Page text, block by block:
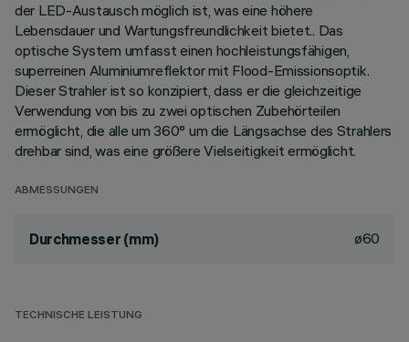
der LED-Austausch möglich ist, was eine höhere
Lebensdauer und Wartungsfreundlichkeit bietet.. Das
optische System umfasst einen hochleistungsfähigen,
superreinen Aluminiumreflektor mit Flood-Emissionsoptik.
Dieser Strahler ist so konzipiert, dass er die gleichzeitige
Verwendung von bis zu zwei optischen Zubehörteilen
ermöglicht, die alle um 360° um die Längsachse des Strahlers
drehbar sind, was eine größere Vielseitigkeit ermöglicht.
ABMESSUNGEN
Durchmesser (mm) ø60
TECHNISCHE LEISTUNG